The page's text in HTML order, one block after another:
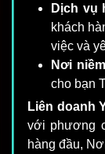
Dịch vụ
khách
việc và
Nơi
cho bạn
Liên doanh
với phương
hàng đầu,